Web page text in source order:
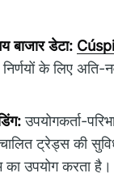
बाजार डेटा:
के लिए अति-
उपयोगकर्ता-
ट्रेड्स की
का उपयोग करता है।